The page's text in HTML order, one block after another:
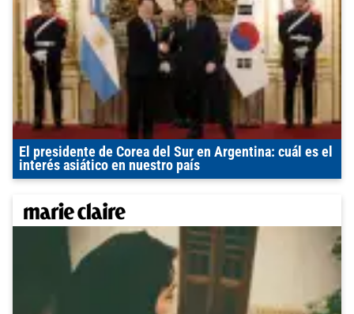
El presidente de Corea del Sur en Argentina: cuál es el
interés asiático en nuestro país